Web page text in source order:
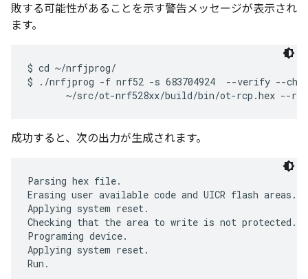
敗する可能性があることを示す警告メッセージが表示され
ます。
$ cd ~/nrfjprog/
$ ./nrfjprog -f nrf52 -s 683704924  --verify --
成功すると、次の出力が生成されます。
Parsing hex file.
Erasing user available code and UICR flash areas.
Applying system reset.
Checking that the area to write is not protected.
Programing device.
Applying system reset.